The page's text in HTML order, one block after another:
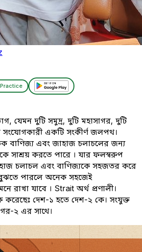
Practice
যেমন দুটি সমুদ্র, দুটি মহাসাগর, দুটি
সংযোগকারী একটি সংকীর্ণ জলপথ।
বাণিজ্য এবং জাহাজ চলাচলের জন্য
সাশ্রয় করতে পারে । যার ফলস্বরুপ
চলাচল এবং বাণিজ্যকে সহজতর করে
বুঝতে পারলে অনেক সহজেই
রাখা যাবে । Strait অর্থ প্রণালী।
করেছেঃ দেশ-১ হতে দেশ-২ কে। সংযুক্ত
২ এর সাথে।